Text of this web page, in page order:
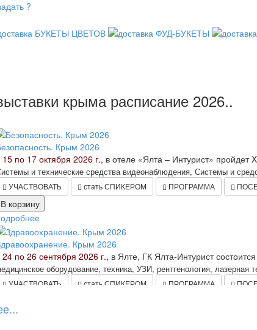
?
крыма расписание 2026..
Крым 2026
15 по 17 октября 2026 г., в отеле «Ялта – Интурист» пройдет
и технические средства видеонаблюдения, Системы и
УЧАСТВОВАТЬ стать СПИКЕРОМ ПРОГРАММА
Крым 2026
24 по 26 сентября 2026 г., в Ялте, ГК Ялта-Интурист
оборудование, техника, УЗИ, рентгенология,
УЧАСТВОВАТЬ стать СПИКЕРОМ ПРОГРАММА